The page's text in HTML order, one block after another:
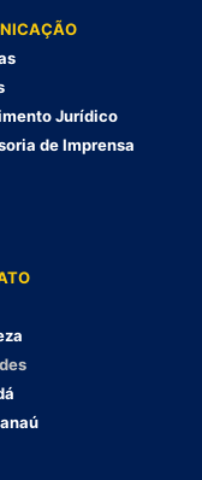
Jurídico
de Imprensa